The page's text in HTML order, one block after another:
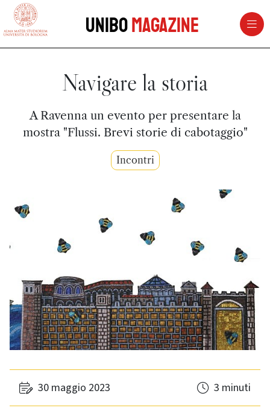
vai al contenuto della pagina
UniboMagazine
Navigare la storia
A Ravenna un evento per presentare la
mostra "Flussi. Brevi storie di cabotaggio"
Incontri
30 maggio 2023 3 minuti